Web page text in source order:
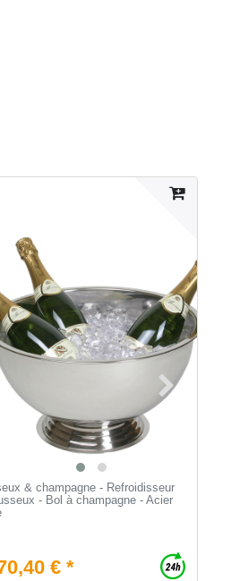
& champagne - Refroidisseur
- Bol à champagne - Acier
€ *